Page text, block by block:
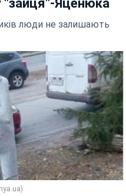
"зайця"-Яценюка
люди не залишають